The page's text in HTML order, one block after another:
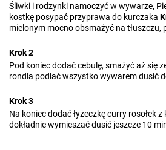
Śliwki i rodzynki namoczyć w wywarze,
kostkę posypać przyprawa do kurczaka
mielonym mocno obsmażyć na tłuszczu,
Krok 2
Pod koniec dodać cebulę, smażyć aż się
rondla podlać wszystko wywarem dusić
Krok 3
Na koniec dodać łyżeczkę curry rosołek
dokładnie wymieszać dusić jeszcze 10